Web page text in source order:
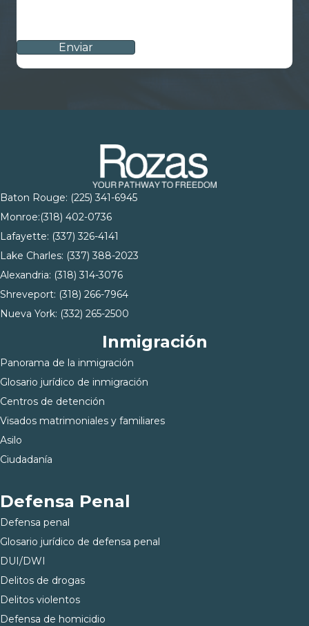
Baton Rouge: (225) 341-6945
Monroe:(318) 402-0736
Lafayette: (337) 326-4141
Lake Charles: (337) 388-2023
Alexandria: (318) 314-3076
Shreveport: (318) 266-7964
Nueva York: (332) 265-2500
Inmigración
Panorama de la inmigración
Glosario jurídico de inmigración
Centros de detención
Visados matrimoniales y familiares
Asilo
Ciudadanía
Defensa Penal
Defensa penal
Glosario jurídico de defensa penal
DUI/DWI
Delitos de drogas
Delitos violentos
Defensa de homicidio